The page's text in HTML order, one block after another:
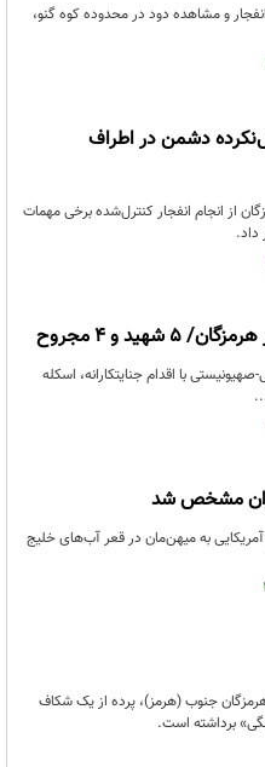
و مشاهده دود در محدوده کوه گنو،
دشمن در اطراف
از انجام انفجار کنترل‌شده برخی مهمات
و ۴ مجروح
صهیونیستی با اقدام جنایتکارانه، اسکله
مشخص شد
به میهن‌مان در قعر آب‌های خلیج
شرکت فولاد #هرمزگان جنوب (هرمز)، پرده از یک شکاف
برداشته است.